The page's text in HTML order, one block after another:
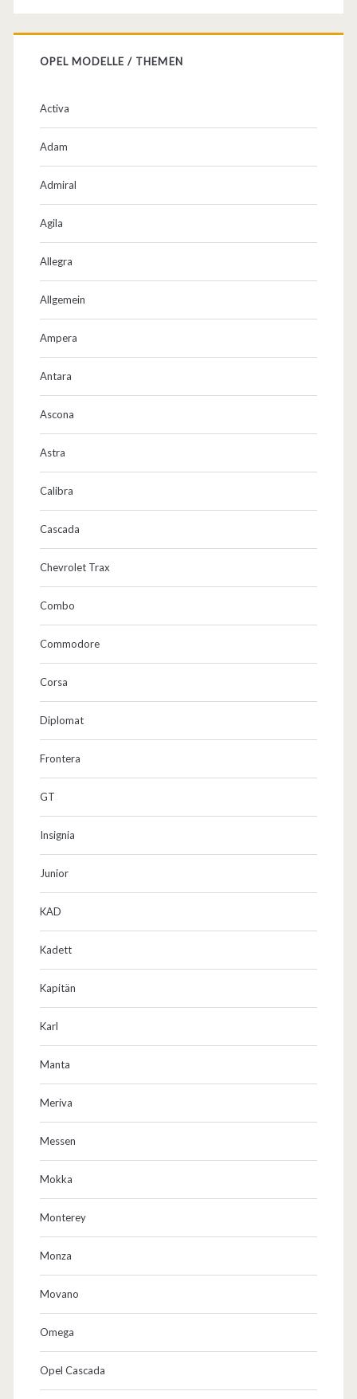
n
OPEL MODELLE / THEMEN
Activa
Adam
Admiral
Agila
Allegra
Allgemein
Ampera
Antara
Ascona
Astra
Calibra
Cascada
Chevrolet Trax
Combo
Commodore
Corsa
Diplomat
Frontera
GT
Insignia
Junior
KAD
Kadett
Kapitän
Karl
Manta
Meriva
Messen
Mokka
Monterey
Monza
Movano
Omega
Opel Cascada